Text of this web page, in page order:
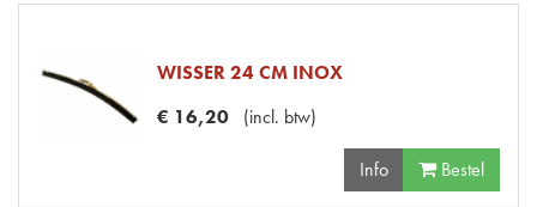
WISSER 24 CM INOX
€ 16,20 (incl. btw)
Info Bestel